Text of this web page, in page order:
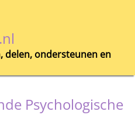
delen, ondersteunen en
Psychologische